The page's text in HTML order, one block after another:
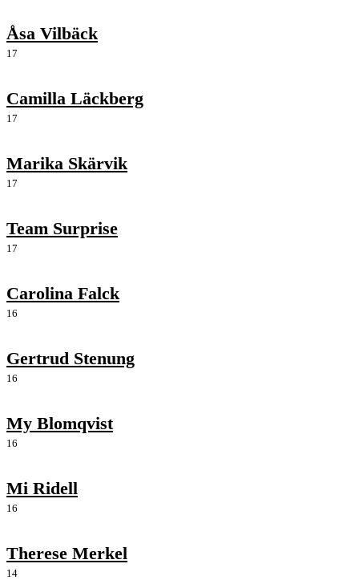
Åsa Vilbäck
17
Camilla Läckberg
17
Marika Skärvik
17
Team Surprise
17
Carolina Falck
16
Gertrud Stenung
16
My Blomqvist
16
Mi Ridell
16
Therese Merkel
14